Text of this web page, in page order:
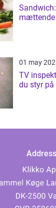
mættende
01 may
TV
du styr
Address